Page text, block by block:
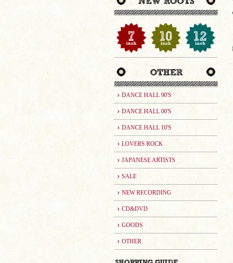
DANCE HALL 90'S
DANCE HALL 00'S
DANCE HALL 10'S
LOVERS ROCK
JAPANESE ARTISTS
SALE
NEW RECORDING
CD&DVD
GOODS
OTHER